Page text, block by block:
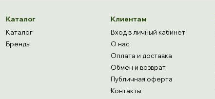
Каталог
Каталог
Бренды
Клиентам
Вход в личный кабинет
О нас
Оплата и доставка
Обмен и возврат
Публичная оферта
Контакты